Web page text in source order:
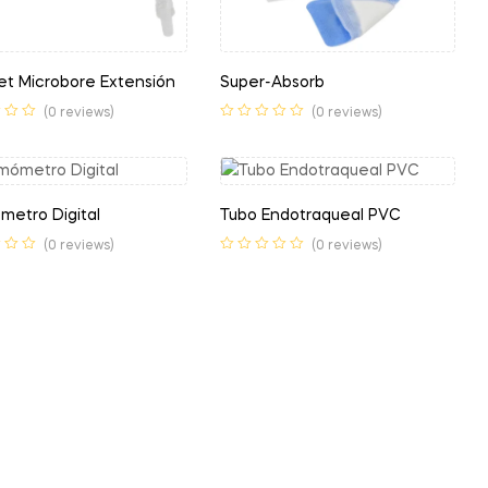
Microbore Extensión
(0 reviews)
Super-Absorb
(0 reviews)
Digital
(0 reviews)
Tubo Endotraqueal PVC
(0 reviews)